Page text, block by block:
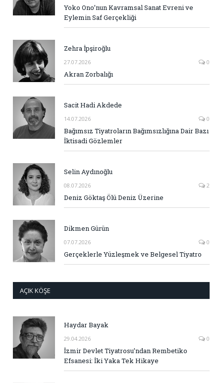
Yoko Ono’nun Kavramsal Sanat Evreni ve
Eylemin Saf Gerçekliği
Zehra İpşiroğlu
27.07.2026 0
Akran Zorbalığı
Sacit Hadi Akdede
14.07.2026 0
Bağımsız Tiyatroların Bağımsızlığına Dair Bazı
İktisadi Gözlemler
Selin Aydınoğlu
08.07.2026 2
Deniz Göktaş Ölü Deniz Üzerine
Dikmen Gürün
07.07.2026 0
Gerçeklerle Yüzleşmek ve Belgesel Tiyatro
AÇIK KÖŞE
Haydar Bayak
29.04.2026 0
İzmir Devlet Tiyatrosu’ndan Rembetiko
Efsanesi: İki Yaka Tek Hikaye